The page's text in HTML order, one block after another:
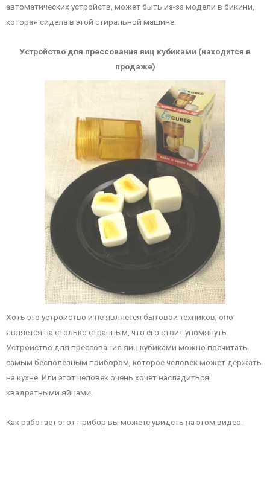
автоматических устройств, может быть из-за модели в бикини,
которая сидела в этой стиральной машине.
Устройство для прессования яиц кубиками (находится в
продаже)
Хоть это устройство и не является бытовой техников, оно
является на столько странным, что его стоит упомянуть.
Устройство для прессования яиц кубиками можно посчитать
самым бесполезным прибором, которое человек может держать
на кухне. Или этот человек очень хочет насладиться
квадратными яйцами.
Как работает этот прибор вы можете увидеть на этом видео: